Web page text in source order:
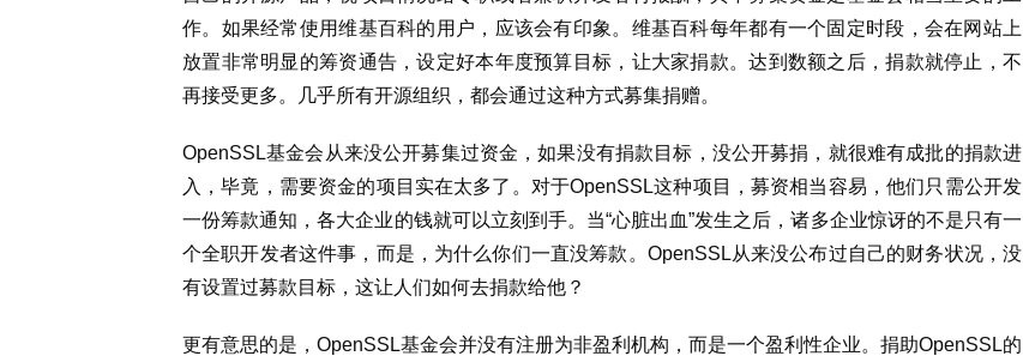
作。如果经常使用维基百科的用户，应该会有印象。维基百科每年都有一个固定时段，会在网站上
放置非常明显的筹资通告，设定好本年度预算目标，让大家捐款。达到数额之后，捐款就停止，不
再接受更多。几乎所有开源组织，都会通过这种方式募集捐赠。
OpenSSL基金会从来没公开募集过资金，如果没有捐款目标，没公开募捐，就很难有成批的捐款进
入，毕竟，需要资金的项目实在太多了。对于OpenSSL这种项目，募资相当容易，他们只需公开发
一份筹款通知，各大企业的钱就可以立刻到手。当“心脏出血”发生之后，诸多企业惊讶的不是只有一
个全职开发者这件事，而是，为什么你们一直没筹款。OpenSSL从来没公布过自己的财务状况，没
有设置过募款目标，这让人们如何去捐款给他？
更有意思的是，OpenSSL基金会并没有注册为非盈利机构，而是一个盈利性企业。捐助OpenSSL的